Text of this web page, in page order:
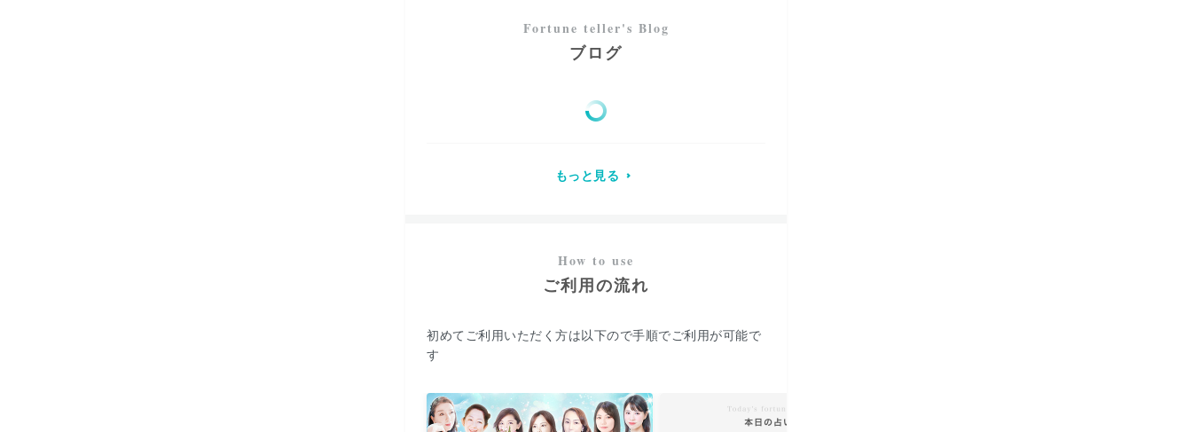
ブログ
もっと見る
ご利用の流れ
初めてご利用いただく方は以下ので手順でご利用が可能で
す